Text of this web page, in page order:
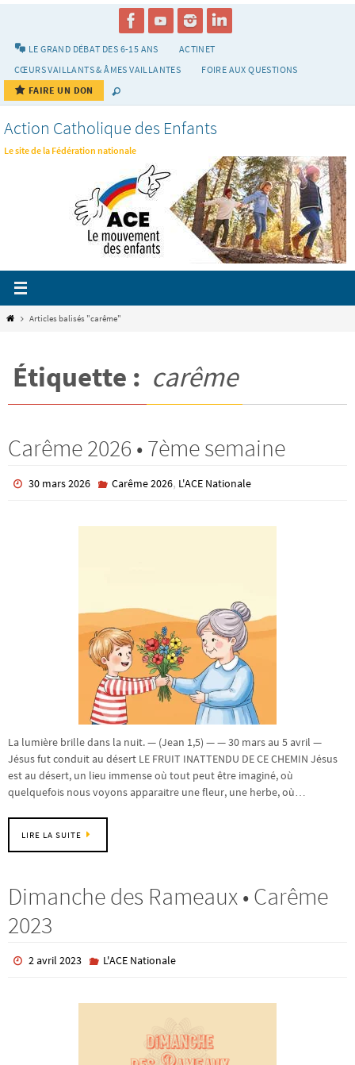
LE GRAND DÉBAT DES 6-15 ANS
ACTINET
CŒURS VAILLANTS & ÂMES VAILLANTES
FOIRE AUX QUESTIONS
FAIRE UN DON
Action Catholique des Enfants
Le site de la Fédération nationale
HomeArticles balisés "carême"
Étiquette : carême
Carême 2026 • 7ème semaine
30 mars 2026 Carême 2026, L'ACE Nationale
La lumière brille dans la nuit. — (Jean 1,5) — — 30 mars au 5 avril —
Jésus fut conduit au désert LE FRUIT INATTENDU DE CE CHEMIN Jésus
est au désert, un lieu immense où tout peut être imaginé, où
quelquefois nous voyons apparaitre une fleur, une herbe, où…
LIRE LA SUITE
Dimanche des Rameaux • Carême
2023
2 avril 2023 L'ACE Nationale